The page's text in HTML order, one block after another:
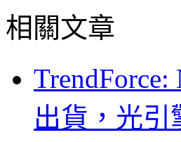
相關文章
出貨，光